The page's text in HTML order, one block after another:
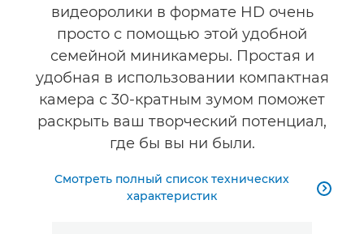
видеоролики в формате HD очень
просто с помощью этой удобной
семейной миникамеры. Простая и
удобная в использовании компактная
камера с 30-кратным зумом поможет
раскрыть ваш творческий потенциал,
где бы вы ни были.
Смотреть полный список технических
характеристик
